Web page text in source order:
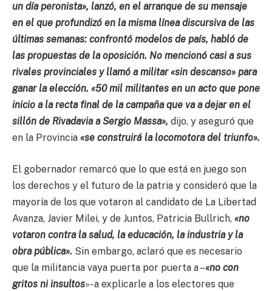
un día peronista», lanzó, en el arranque de su mensaje
en el que profundizó en la misma línea discursiva de las
últimas semanas: confrontó modelos de país, habló de
las propuestas de la oposición. No mencionó casi a sus
rivales provinciales y llamó a militar «sin descanso» para
ganar la elección. «50 mil militantes en un acto que pone
inicio a la recta final de la campaña que va a dejar en el
sillón de Rivadavia a Sergio Massa», dijo, y aseguró que
en la Provincia «se construirá la locomotora del triunfo».
El gobernador remarcó que lo que está en juego son
los derechos y el futuro de la patria y consideró que la
mayoría de los que votaron al candidato de La Libertad
Avanza, Javier Milei, y de Juntos, Patricia Bullrich, «no
votaron contra la salud, la educación, la industria y la
obra pública». Sin embargo, aclaró que es necesario
que la militancia vaya puerta por puerta a –«no con
gritos ni insultos»- a explicarle a los electores que